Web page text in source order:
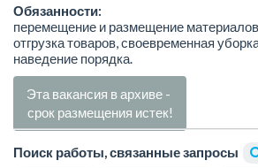
Обязанности:
перемещение и размещение материалов
отгрузка товаров, своевременная
наведение порядка.
Эта вакансия в архиве -
срок размещения истек!
Поиск работы, связанные запросы